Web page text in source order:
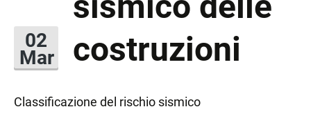
costruzioni
02
Mar
Classificazione del rischio sismico